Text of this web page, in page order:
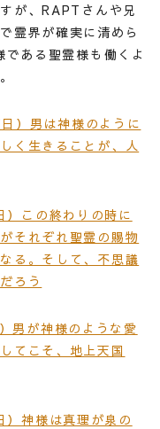
が、RAPTさんや兄
霊界が確実に清めら
ある聖霊様も働くよ
）男は神様のように
く生きることが、人
この終わりの時に
それぞれ聖霊の賜物
る。そして、不思議
ろう
男が神様のような愛
てこそ、地上天国
神様は真理が泉の